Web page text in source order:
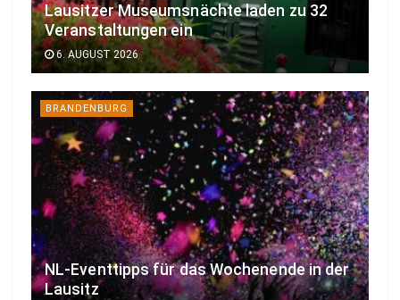
Lausitzer Museumsnächte laden zu 32
Veranstaltungen ein
6. AUGUST 2026
BRANDENBURG
NL-Eventtipps für das Wochenende in der
Lausitz